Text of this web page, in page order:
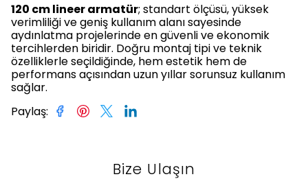
120 cm lineer armatür; standart ölçüsü, yüksek
verimliliği ve geniş kullanım alanı sayesinde
aydınlatma projelerinde en güvenli ve ekonomik
tercihlerden biridir. Doğru montaj tipi ve teknik
özelliklerle seçildiğinde, hem estetik hem de
performans açısından uzun yıllar sorunsuz kullanım
sağlar.
Paylaş:
Bize Ulaşın